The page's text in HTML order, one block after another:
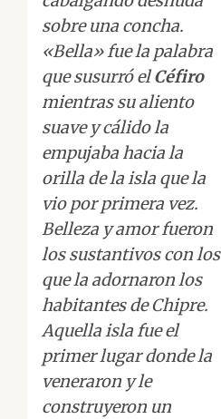
sobre una concha.
«Bella» fue la palabra
que susurró elCéfiro
mientras su aliento
suave y cálido la
empujaba hacia la
orilla de la isla que la
vio por primera vez.
Belleza y amor fueron
los sustantivos con los
que la adornaron los
habitantes de Chipre.
Aquella isla fue el
primer lugar donde la
veneraron y le
construyeron un